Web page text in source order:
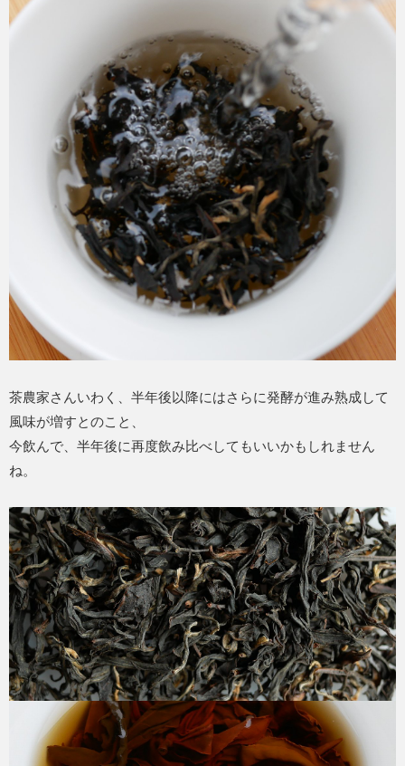
茶農家さんいわく、半年後以降にはさらに発酵が進み熟成して
風味が増すとのこと、
今飲んで、半年後に再度飲み比べしてもいいかもしれません
ね。